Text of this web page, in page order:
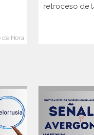
Hora
retroceso de